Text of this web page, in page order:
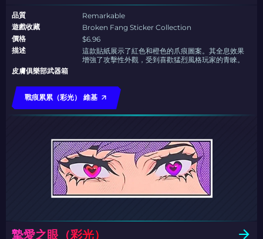
品質
Remarkable
遊戲收藏
Broken Fang Sticker Collection
價格
$6.96
描述
這款貼紙展示了紅色和橙色的爪痕圖案。其全息效果
增強了攻擊性外觀，受到喜歡猛烈風格玩家的青睞。
皮膚俱樂部武器箱
戰痕累累（彩光） 維基
摯愛之眼（彩光）